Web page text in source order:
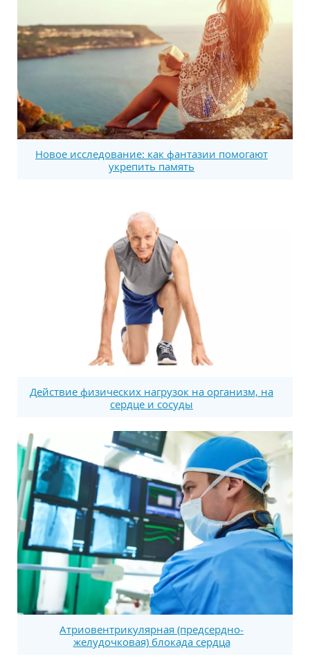
Новое исследование: как фантазии помогают
укрепить память
Действие физических нагрузок на организм, на
сердце и сосуды
Атриовентрикулярная (предсердно-
желудочковая) блокада сердца